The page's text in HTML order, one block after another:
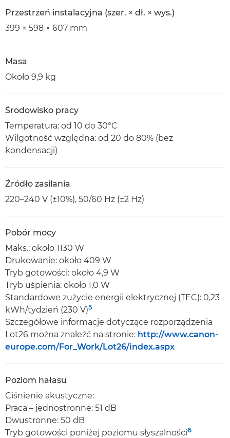
Przestrzeń instalacyjna (szer. × dł. × wys.)
399 × 598 × 607 mm
Masa
Około 9,9 kg
Środowisko pracy
Temperatura: od 10 do 30ºC
Wilgotność względna: od 20 do 80% (bez
kondensacji)
Źródło zasilania
220–240 V (±10%), 50/60 Hz (±2 Hz)
Pobór mocy
Maks.: około 1130 W
Drukowanie: około 409 W
Tryb gotowości: około 4,9 W
Tryb uśpienia: około 1,0 W
Standardowe zużycie energii elektrycznej (TEC): 0,23
kWh/tydzień (230 V)5
Szczegółowe informacje dotyczące rozporządzenia
Lot26 można znaleźć na stronie: http://www.canon-
europe.com/For_Work/Lot26/index.aspx
Poziom hałasu
Ciśnienie akustyczne:
Praca – jednostronne: 51 dB
Dwustronne: 50 dB
Tryb gotowości poniżej poziomu słyszalności6